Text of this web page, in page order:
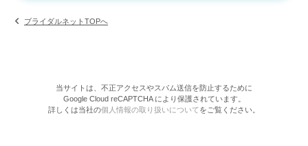
ブライダルネットTOPへ
当サイトは、不正アクセスやスパム送信を防止するために
Google Cloud reCAPTCHA により保護されています。
詳しくは当社の個人情報の取り扱いについてをご覧ください。